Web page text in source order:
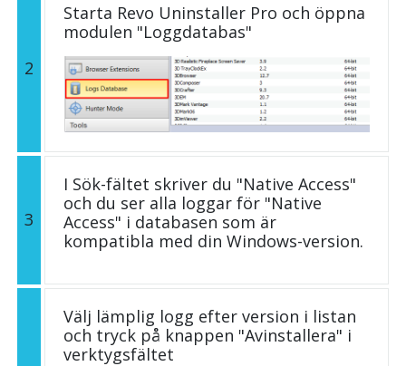
2
Starta Revo Uninstaller Pro och öppna
modulen "Loggdatabas"
3
I Sök-fältet skriver du "Native Access"
och du ser alla loggar för "Native
Access" i databasen som är
kompatibla med din Windows-version.
Välj lämplig logg efter version i listan
och tryck på knappen "Avinstallera" i
verktygsfältet